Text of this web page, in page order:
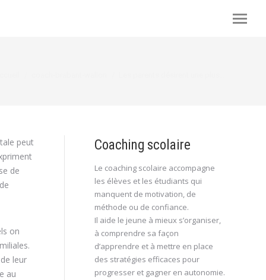
peut
de
on
leur
au
Coaching scolaire
Le coaching scolaire accompagne
les élèves et les étudiants qui
manquent de motivation, de
méthode ou de confiance.
Il aide le jeune à mieux s’organiser,
à comprendre sa façon
d’apprendre et à mettre en place
des stratégies efficaces pour
progresser et gagner en autonomie.